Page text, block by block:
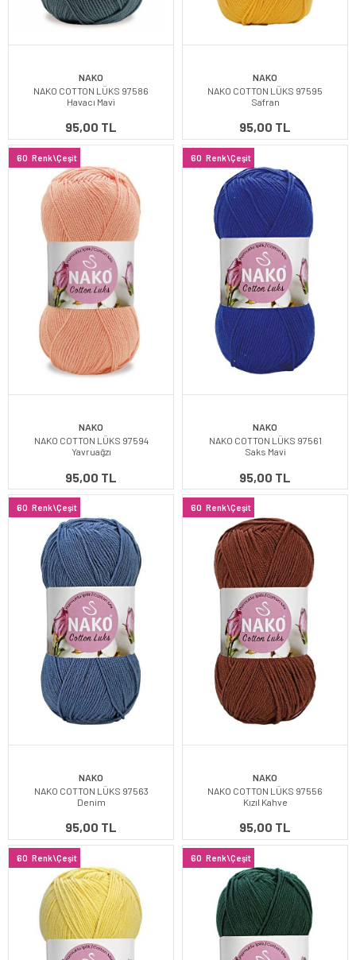
NAKO
NAKO COTTON LÜKS 97586
Havacı Mavi
95,00 TL
NAKO
NAKO COTTON LÜKS 97595
Safran
95,00 TL
60 Renk\Çeşit
NAKO
NAKO COTTON LÜKS 97594
Yavruağzı
95,00 TL
60 Renk\Çeşit
NAKO
NAKO COTTON LÜKS 97561
Saks Mavi
95,00 TL
60 Renk\Çeşit
NAKO
NAKO COTTON LÜKS 97563
Denim
95,00 TL
60 Renk\Çeşit
NAKO
NAKO COTTON LÜKS 97556
Kızıl Kahve
95,00 TL
60 Renk\Çeşit 60 Renk\Çeşit